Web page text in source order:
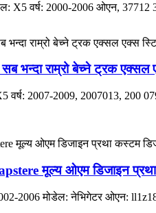
X5 वर्ष: 2000-2006 ओएन, 37712
सब भन्दा राम्रो बेच्ने ट्रक
वर्ष: 2007-2009, 2007013, 200
मूल्य ओएम डिजाइन
2006 मोडेल: नेभिगेटर ओएन: